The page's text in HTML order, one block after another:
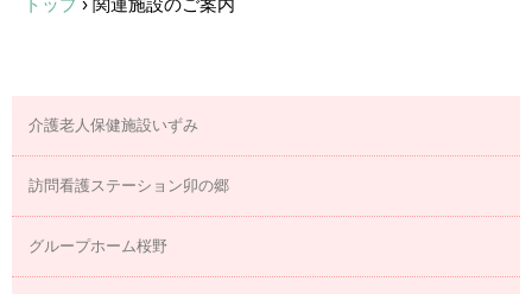
トップ › 関連施設のご案内
介護老人保健施設いずみ
訪問看護ステーション卯の郷
グループホーム桜野